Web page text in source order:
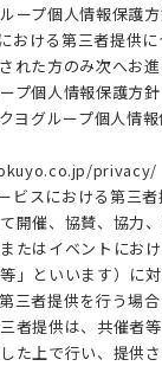
ープ個人情報保護
おける第三者提供
れた方のみ次へお進
プ個人情報保護方針
ヨグループ個人情
privacy/
ビスにおける第三
開催、協賛、協力
たはイベントにお
等」といいます）に
三者提供を行う場合
者提供は、共催者
た上で行い、提供